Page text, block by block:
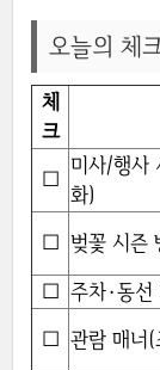
오늘의 체
체
크
☐
미사/행사
화)
☐ 벚꽃 시즌
☐ 주차·동선
☐ 관람 매너